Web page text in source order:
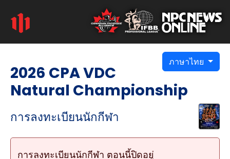
ภาษาไทย
2026 CPA VDC
Natural Championship
การลงทะเบียนนักกีฬา
การลงทะเบียนนักกีฬา ตอนนี้ปิดอยู่